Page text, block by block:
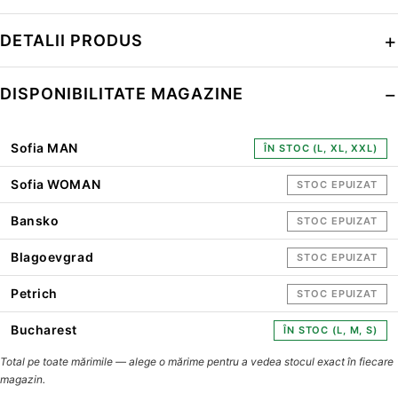
DETALII PRODUS
DISPONIBILITATE MAGAZINE
Sofia MAN ÎN STOC (L, XL, XXL)
Sofia WOMAN STOC EPUIZAT
Bansko STOC EPUIZAT
Blagoevgrad STOC EPUIZAT
Petrich STOC EPUIZAT
Bucharest ÎN STOC (L, M, S)
Total pe toate mărimile — alege o mărime pentru a vedea stocul exact în fiecare
magazin.